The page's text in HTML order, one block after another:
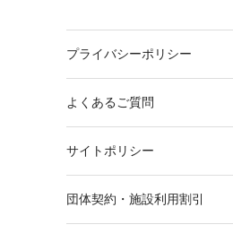
プライバシーポリシー
よくあるご質問
サイトポリシー
団体契約・施設利用割引